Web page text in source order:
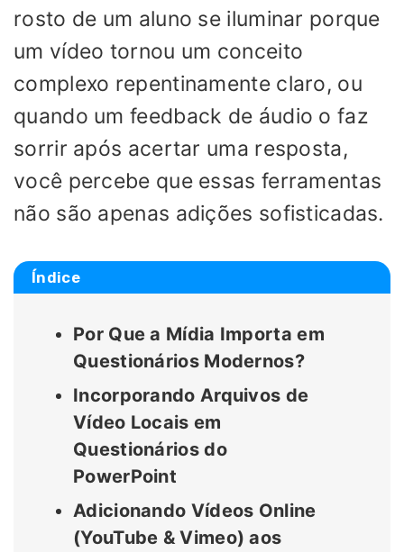
rosto de um aluno se iluminar porque
um vídeo tornou um conceito
complexo repentinamente claro, ou
quando um feedback de áudio o faz
sorrir após acertar uma resposta,
você percebe que essas ferramentas
não são apenas adições sofisticadas.
Índice
Por Que a Mídia Importa em
Questionários Modernos?
Incorporando Arquivos de
Vídeo Locais em
Questionários do
PowerPoint
Adicionando Vídeos Online
(YouTube & Vimeo) aos